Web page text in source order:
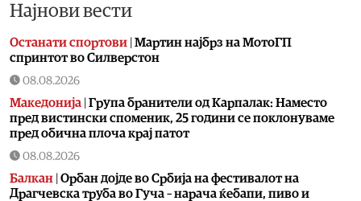
Најнови вести
Останати спортови Мартин најбрз на МотоГП
спринтот во Силверстон
08.08.2026
Македонија Група бранители од Карпалак: Наместо
пред вистински споменик, 25 години се поклонуваме
пред обична плоча крај патот
08.08.2026
Балкан Орбан дојде во Србија на фестивалот на
Драгчевска труба во Гуча – нарача ќебапи, пиво и